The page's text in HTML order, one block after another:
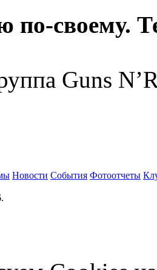
по-своему.
Guns
Новости События Фотоотчеты